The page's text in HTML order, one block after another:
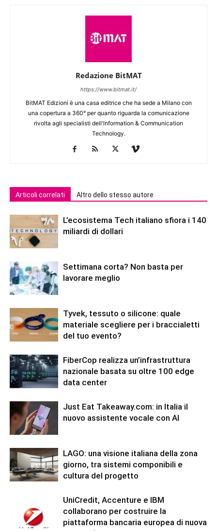
Redazione BitMAT
https://www.bitmat.it/
BitMAT Edizioni è una casa editrice che ha sede a Milano con
una copertura a 360° per quanto riguarda la comunicazione
rivolta agli specialisti dell'lnformation & Communication
Technology.
Articoli correlati Altro dello stesso autore
L’ecosistema Tech italiano sfiora i 140
miliardi di dollari
Settimana corta? Non basta per
lavorare meglio
Tyvek, tessuto o silicone: quale
materiale scegliere per i braccialetti
del tuo evento?
FiberCop realizza un’infrastruttura
nazionale basata su oltre 100 edge
data center
Just Eat Takeaway.com: in Italia il
nuovo assistente vocale con AI
LAGO: una visione italiana della zona
giorno, tra sistemi componibili e
cultura del progetto
UniCredit, Accenture e IBM
collaborano per costruire la
piattaforma bancaria europea di nuova